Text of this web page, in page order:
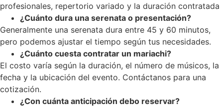
profesionales, repertorio variado y la duración contratada
¿Cuánto dura una serenata o presentación?
Generalmente una serenata dura entre 45 y 60 minutos,
pero podemos ajustar el tiempo según tus necesidades.
¿Cuánto cuesta contratar un mariachi?
El costo varía según la duración, el número de músicos, la
fecha y la ubicación del evento. Contáctanos para una
cotización.
¿Con cuánta anticipación debo reservar?